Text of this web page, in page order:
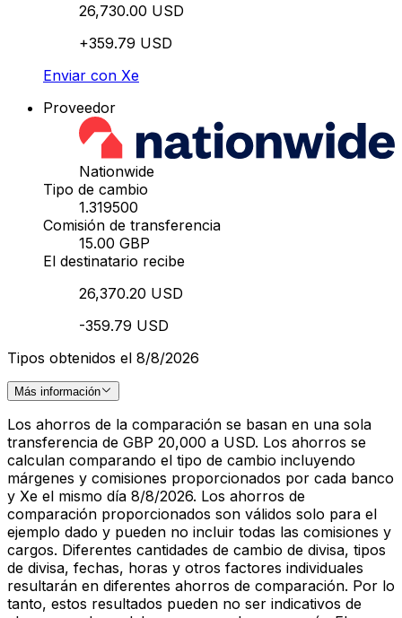
26,730.00 USD
+359.79 USD
Enviar con Xe
Proveedor
Nationwide
Tipo de cambio
1.319500
Comisión de transferencia
15.00 GBP
El destinatario recibe
26,370.20 USD
-359.79 USD
Tipos obtenidos el 8/8/2026
Más información
Los ahorros de la comparación se basan en una sola
transferencia de GBP 20,000 a USD. Los ahorros se
calculan comparando el tipo de cambio incluyendo
márgenes y comisiones proporcionados por cada banco
y Xe el mismo día 8/8/2026. Los ahorros de
comparación proporcionados son válidos solo para el
ejemplo dado y pueden no incluir todas las comisiones y
cargos. Diferentes cantidades de cambio de divisa, tipos
de divisa, fechas, horas y otros factores individuales
resultarán en diferentes ahorros de comparación. Por lo
tanto, estos resultados pueden no ser indicativos de